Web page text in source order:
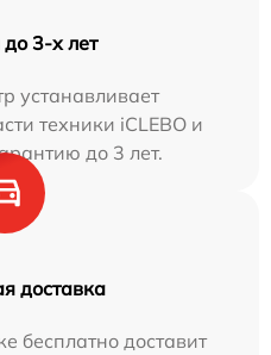
3-х лет
устанавливает
техники iCLEBO и
до 3 лет.
доставка
бесплатно доставит